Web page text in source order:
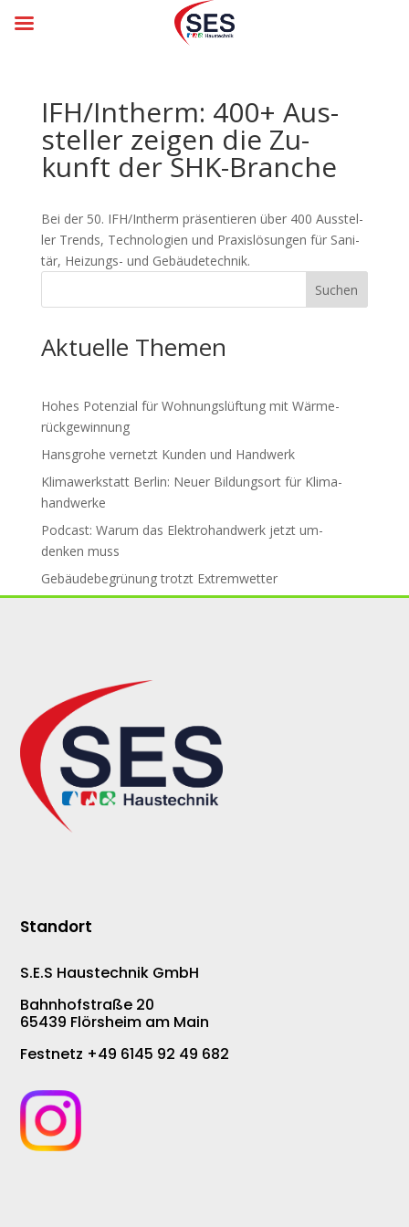
IFH/Intherm: 400+ Aus­
stel­ler zei­gen die Zu­
kunft der SHK-Branche
Bei der 50. IFH/Intherm prä­sen­tie­ren über 400 Aus­stel­
ler Trends, Tech­no­lo­gien und Praxis­lö­sun­gen für Sani­
tär, Hei­zungs- und Gebäude­technik.
Suchen
Aktuelle Themen
Hohes Potenzial für Woh­nungs­lüf­tung mit Wär­me­
rück­ge­win­nung
Hansgrohe ver­netzt Kun­den und Hand­werk
Klimawerkstatt Berlin: Neuer Bil­dungs­ort für Klima­
handwerke
Podcast: Warum das Elektro­hand­werk jetzt um­
den­ken muss
Gebäude­be­grü­nung trotzt Ex­trem­wet­ter
Standort
S.E.S Haustechnik GmbH
Bahnhofstraße 20
65439 Flörsheim am Main
Festnetz +49 6145 92 49 682